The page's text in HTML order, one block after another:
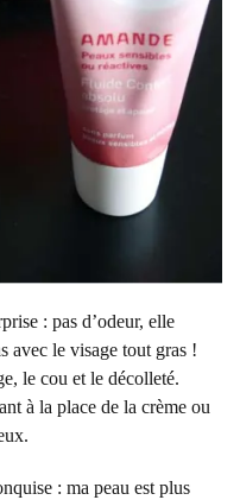
: pas d’odeur, elle
avec le visage tout gras !
le cou et le décolleté.
à la place de la crème ou
: ma peau est plus